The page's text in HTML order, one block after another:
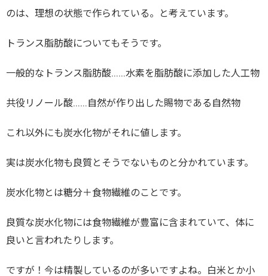
のは、理想の状態で作られている。と考えています。
トランス脂肪酸についてもそうです。
一般的なトランス脂肪酸……水素を脂肪酸に添加した人工物
共役リノール酸……自然が作り出した賜物である自然物
これ以外にも炭水化物がそれに値します。
実は炭水化物も良質とそうでないものと分かれています。
炭水化物とは糖分＋食物繊維のことです。
良質な炭水化物には食物繊維が豊富に含まれていて、体に
良いと言われたりします。
ですが！今は精製しているのが多いですよね。白米とか小